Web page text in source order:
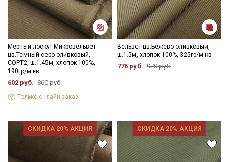
Мерный лоскут Микровельвет
цв.Темный серо-оливковый,
СОРТ2, ш.1.45м, хлопок-100%,
190гр/м.кв
602 руб. 860 руб.
Только онлайн-заказ
Вельвет цв.Бежево-оливковый,
ш.1.5м, хлопок-100%, 325гр/м.кв
776 руб. 970 руб.
СКИДКА 20% АКЦИЯ СКИДКА 20% АКЦИЯ